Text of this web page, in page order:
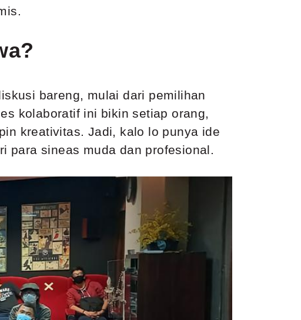
bareng, mulai dari pemilihan
kolaboratif ini bikin setiap orang,
kreativitas. Jadi, kalo lo punya ide
para sineas muda dan profesional.